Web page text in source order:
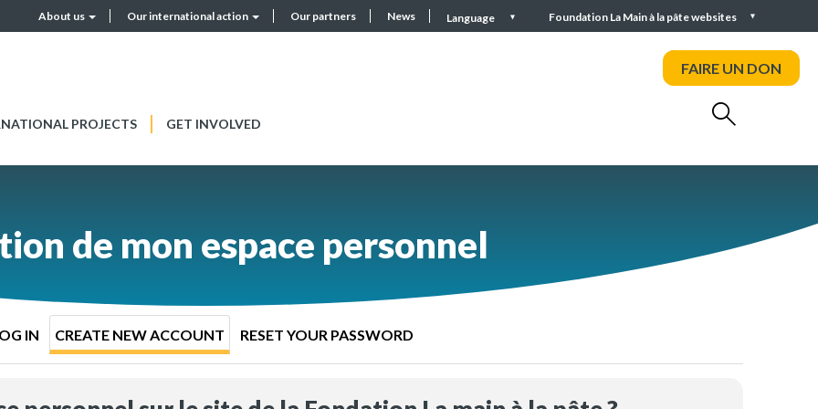
Header
About us Our international action Our partners News Language Foundation La Main à la pâte websites
PROJECTS GET INVOLVED
FAIRE UN DON
de mon espace personnel
IN CREATE NEW ACCOUNT RESET YOUR PASSWORD